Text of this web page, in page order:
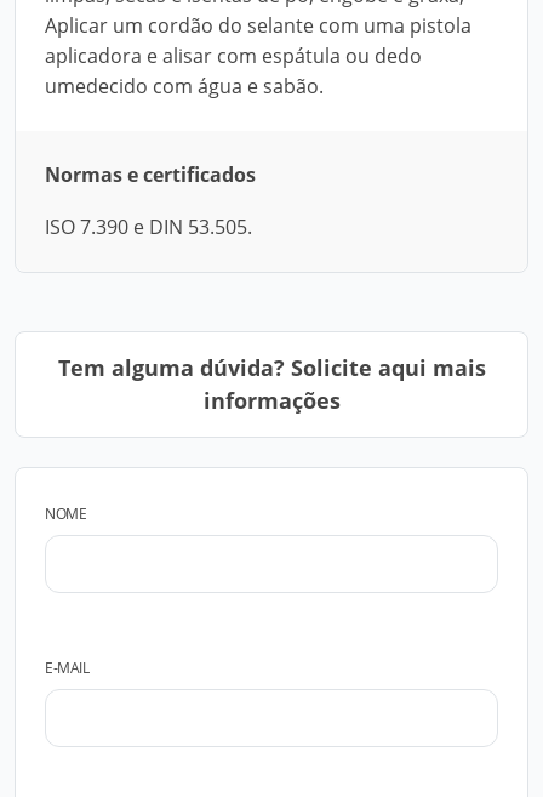
Aplicar um cordão do selante com uma pistola
aplicadora e alisar com espátula ou dedo
umedecido com água e sabão.
Normas e certificados
ISO 7.390 e DIN 53.505.
Tem alguma dúvida? Solicite aqui mais
informações
NOME
E-MAIL